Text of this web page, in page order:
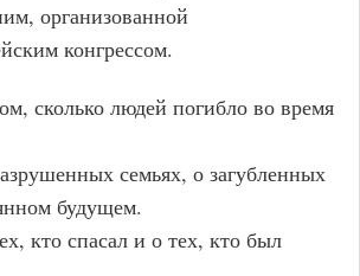
организованной
конгрессом.
сколько людей погибло во время
семьях, о загубленных
будущем.
кто спасал и о тех, кто был